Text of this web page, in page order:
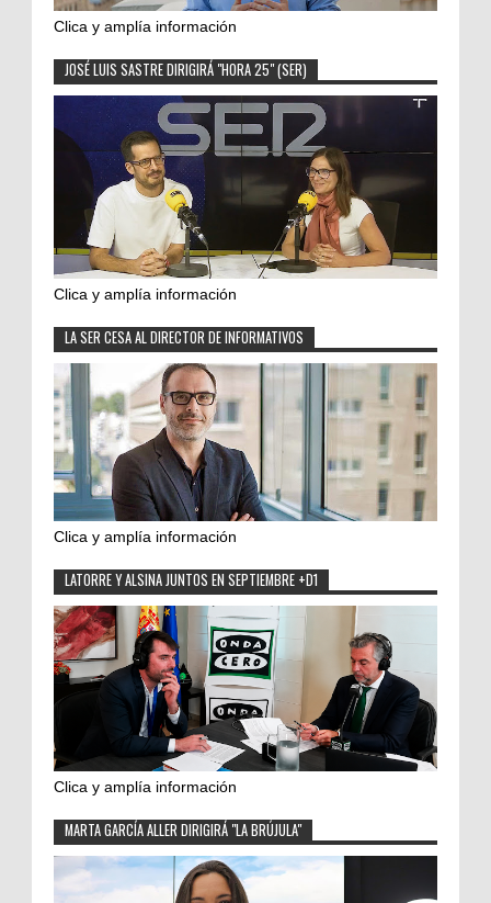
Clica y amplía información
JOSÉ LUIS SASTRE DIRIGIRÁ "HORA 25" (SER)
Clica y amplía información
LA SER CESA AL DIRECTOR DE INFORMATIVOS
Clica y amplía información
LATORRE Y ALSINA JUNTOS EN SEPTIEMBRE +D1
Clica y amplía información
MARTA GARCÍA ALLER DIRIGIRÁ "LA BRÚJULA"